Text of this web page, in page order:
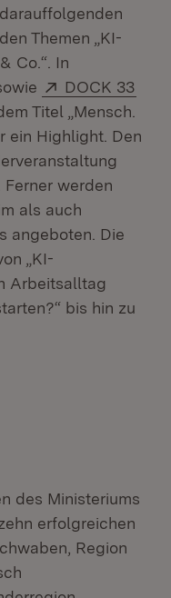
Themen „KI-
Co.“. In
in neuem Fenster)
Extern:
DOCK 33
Titel „Mensch.
ein Highlight. Den
Ferner werden
als auch
angeboten. Die
„KI-
Arbeitsalltag
bis hin zu
des Ministeriums
erfolgreichen
Region